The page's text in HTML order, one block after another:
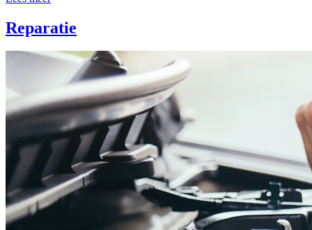
Reparatie